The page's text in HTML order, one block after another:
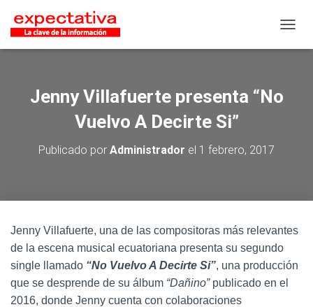
Jenny Villafuerte presenta “No
Vuelvo A Decirte Si”
Publicado por Administrador el 1 febrero, 2017
Jenny Villafuerte, una de las compositoras más relevantes
de la escena musical ecuatoriana presenta su segundo
single llamado “No Vuelvo A Decirte Si”, una producción
que se desprende de su álbum “Dañino”publicado en el
2016, donde Jenny cuenta con colaboraciones